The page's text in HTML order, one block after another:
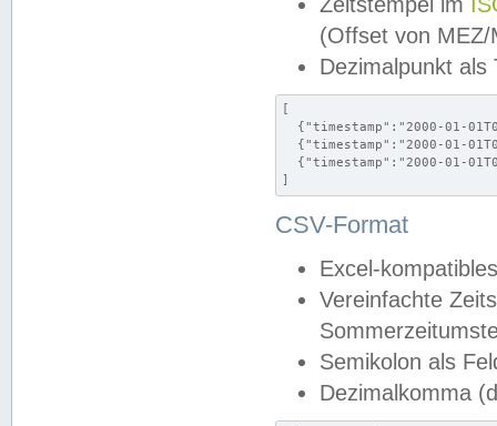
(Offset von MEZ/
Dezimalpunkt als
[
{"timestamp":"2000-01-
{"timestamp":"2000-01-
{"timestamp":"2000-01-
]
CSV-Format
Excel-
Vereinfachte
Semikolon als
Dezimalkomma